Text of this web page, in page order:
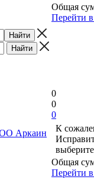
Общая
Перейти
0
0
0
К
Общая
Перейти